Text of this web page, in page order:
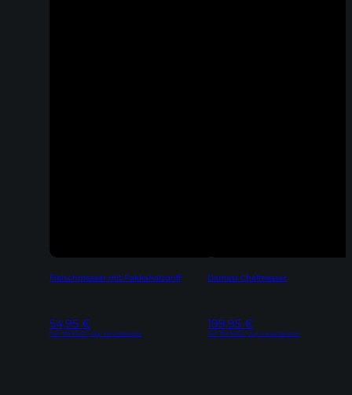
Fleischmesser mit Pakkaholzgriff
54,95 €
Inkl. 19% MwSt | zzgl. Versandkosten
Damast Chefmesser
199,95 €
Inkl. 19% MwSt | zzgl. Versandkosten